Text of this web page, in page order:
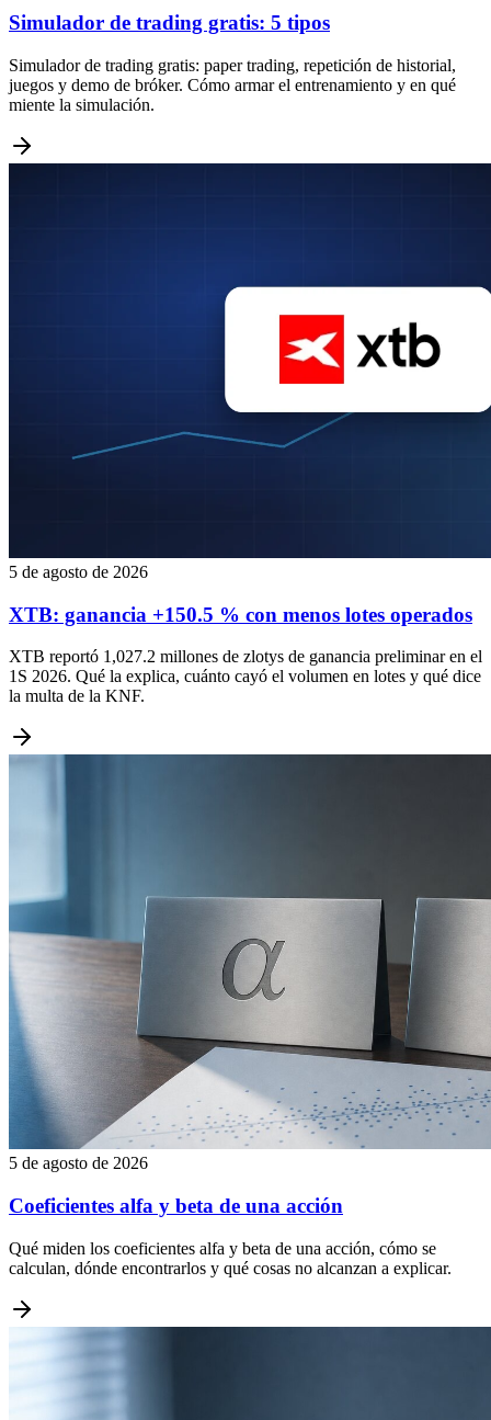
Simulador de trading gratis: 5 tipos
Simulador de trading gratis: paper trading, repetición de historial,
juegos y demo de bróker. Cómo armar el entrenamiento y en qué
miente la simulación.
5 de agosto de 2026
XTB: ganancia +150.5 % con menos lotes operados
XTB reportó 1,027.2 millones de zlotys de ganancia preliminar en el
1S 2026. Qué la explica, cuánto cayó el volumen en lotes y qué dice
la multa de la KNF.
5 de agosto de 2026
Coeficientes alfa y beta de una acción
Qué miden los coeficientes alfa y beta de una acción, cómo se
calculan, dónde encontrarlos y qué cosas no alcanzan a explicar.